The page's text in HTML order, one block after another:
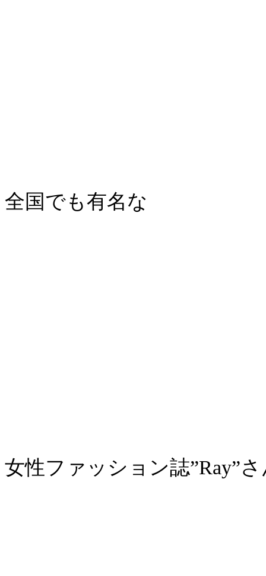
全国でも有名な
女性ファッション誌”Ray”